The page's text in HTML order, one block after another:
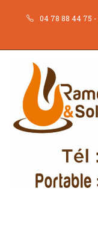
04 78 88 44 75 -